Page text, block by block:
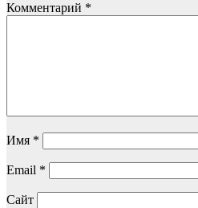
Комментарий *
Имя *
Email *
Сайт